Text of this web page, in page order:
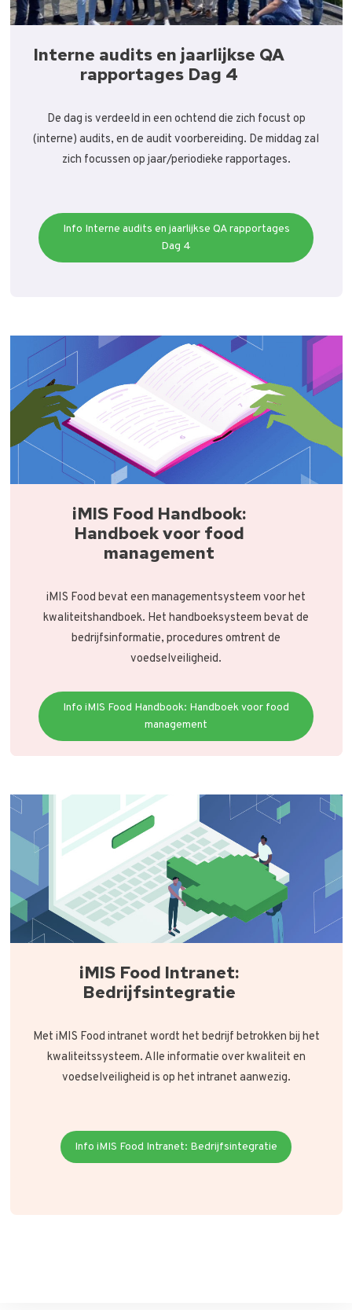
Interne audits en jaarlijkse QA
rapportages Dag 4
De dag is verdeeld in een ochtend die zich focust op
(interne) audits, en de audit voorbereiding. De middag zal
zich focussen op jaar/periodieke rapportages.
Info Interne audits en jaarlijkse QA rapportages
Dag 4
iMIS Food Handbook:
Handboek voor food
management
iMIS Food bevat een managementsysteem voor het
kwaliteitshandboek. Het handboeksysteem bevat de
bedrijfsinformatie, procedures omtrent de
voedselveiligheid.
Info iMIS Food Handbook: Handboek voor food
management
iMIS Food Intranet:
Bedrijfsintegratie
Met iMIS Food intranet wordt het bedrijf betrokken bij het
kwaliteitssysteem. Alle informatie over kwaliteit en
voedselveiligheid is op het intranet aanwezig.
Info iMIS Food Intranet: Bedrijfsintegratie